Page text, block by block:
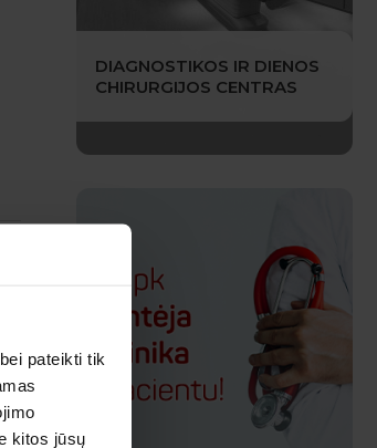
pateikti tik
kitos jūsų
DIAGNOSTIKOS IR DIENOS
CHIRURGIJOS CENTRAS